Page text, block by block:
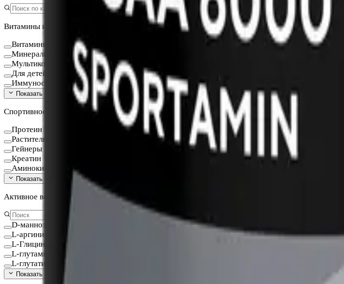
Витамины и БАД
Витамины и минералы
Минералы
Мультикомплексы
Для детей
Иммуностимуляторы
Показать ещё (
Спортивное питание
Протеин
Растительный протеин
Гейнеры
Креатин
Аминокислоты
Показать ещё (
Активное вещество
D-манноза
L-аргинин
L-Глицин
L-глутамин
L-глутатион Глутатион
Показать ещё (